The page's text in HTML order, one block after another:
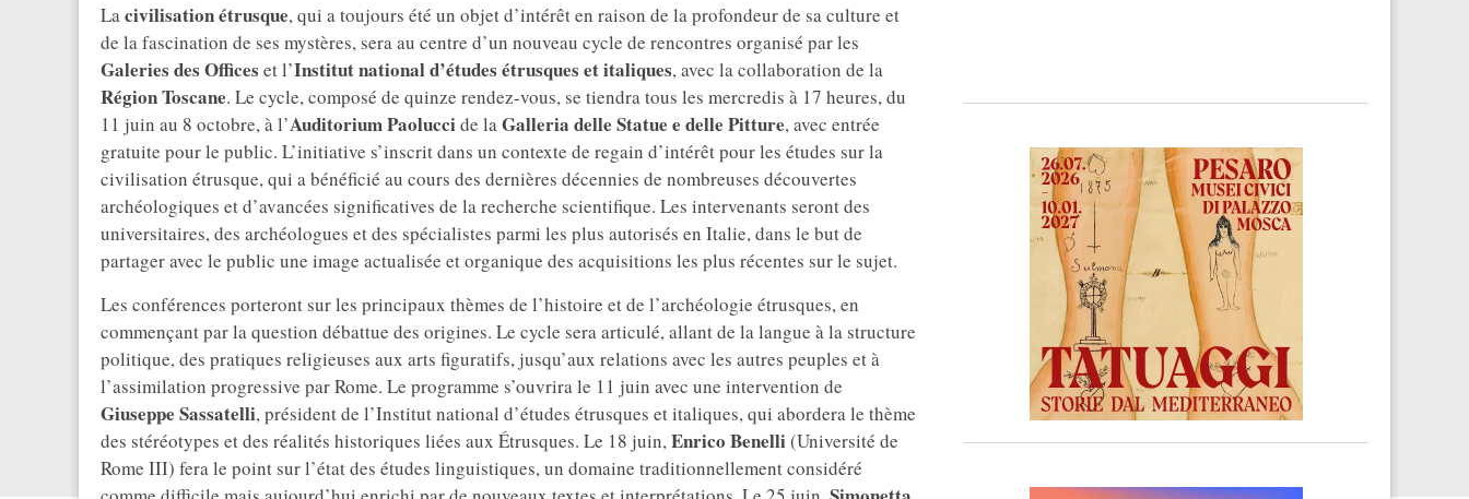
Lacivilisation étrusque, qui a toujours été un objet d’intérêt en raison de la profondeur de sa culture et
de la fascination de ses mystères, sera au centre d’un nouveau cycle de rencontres organisé par les
Galeries des Offices et l’Institut national d’études étrusques et italiques, avec la collaboration de la
Région Toscane. Le cycle, composé de quinze rendez-vous, se tiendra tous les mercredis à 17 heures, du
11 juin au 8 octobre, à l’Auditorium Paoluccide laGalleria delle Statue e delle Pitture, avec entrée
gratuite pour le public. L’initiative s’inscrit dans un contexte de regain d’intérêt pour les études sur la
civilisation étrusque, qui a bénéficié au cours des dernières décennies de nombreuses découvertes
archéologiques et d’avancées significatives de la recherche scientifique. Les intervenants seront des
universitaires, des archéologues et des spécialistes parmi les plus autorisés en Italie, dans le but de
partager avec le public une image actualisée et organique des acquisitions les plus récentes sur le sujet.
Les conférences porteront sur les principaux thèmes de l’histoire et de l’archéologie étrusques, en
commençant par la question débattue des origines. Le cycle sera articulé, allant de la langue à la structure
politique, des pratiques religieuses aux arts figuratifs, jusqu’aux relations avec les autres peuples et à
l’assimilation progressive par Rome. Le programme s’ouvrira le 11 juin avec une intervention de
Giuseppe Sassatelli, président de l’Institut national d’études étrusques et italiques, qui abordera le thème
des stéréotypes et des réalités historiques liées aux Étrusques. Le 18 juin,Enrico Benelli(Université de
Rome III) fera le point sur l’état des études linguistiques, un domaine traditionnellement considéré